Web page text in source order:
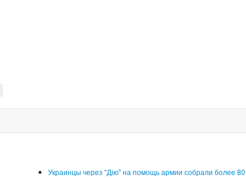
Украинцы через "Дію" на помощь армии собрали более 80